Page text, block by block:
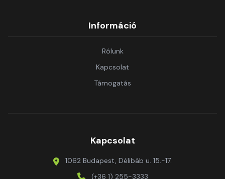
Információ
Rólunk
Kapcsolat
Támogatás
Kapcsolat
1062 Budapest, Délibáb u. 15.-17.
(+36 1) 255-3333